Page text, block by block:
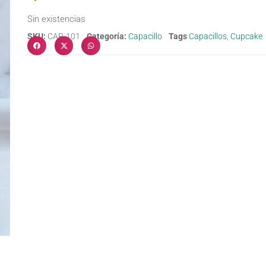
Sin existencias
SKU: CAP-101 Categoría: Capacillo Tags Capacillos Cupcake